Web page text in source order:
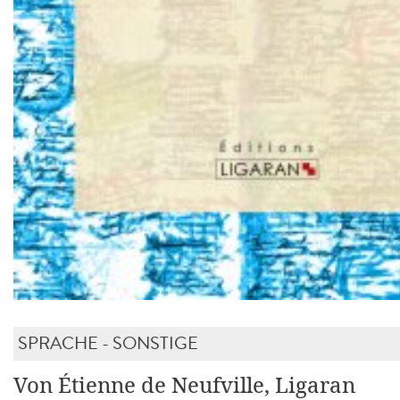
SPRACHE - SONSTIGE
Von Étienne de Neufville, Ligaran